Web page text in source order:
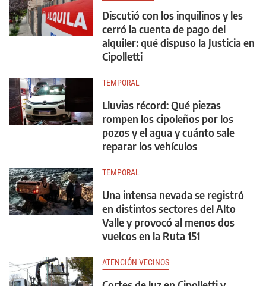
Discutió con los inquilinos y les
cerró la cuenta de pago del
alquiler: qué dispuso la Justicia en
Cipolletti
TEMPORAL
Lluvias récord: Qué piezas
rompen los cipoleños por los
pozos y el agua y cuánto sale
reparar los vehículos
TEMPORAL
Una intensa nevada se registró
en distintos sectores del Alto
Valle y provocó al menos dos
vuelcos en la Ruta 151
ATENCIÓN VECINOS